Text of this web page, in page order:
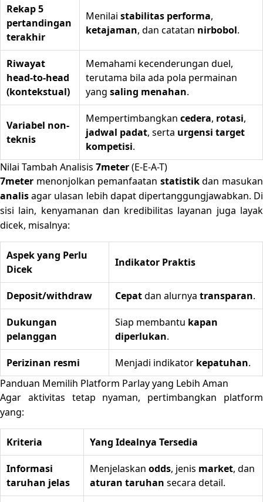
Rekap 5
pertandingan
terakhir
Menilai stabilitas performa,
ketajaman, dan catatan nirbobol.
Riwayat
head-to-head
(kontekstual)
Memahami kecenderungan duel,
terutama bila ada pola permainan
yang saling menahan.
Variabel non-
teknis
Mempertimbangkan cedera, rotasi,
jadwal padat, serta urgensi target
kompetisi.
Nilai Tambah Analisis 7meter(E-E-A-T)
7meter menonjolkan pemanfaatan statistikdan masukan
analisagar ulasan lebih dapat dipertanggungjawabkan. Di
sisi lain, kenyamanan dan kredibilitas layanan juga layak
dicek, misalnya:
Aspek yang Perlu
Dicek
Indikator Praktis
Deposit/withdraw Cepatdan alurnya transparan.
Dukungan
pelanggan
Siap membantu kapan
diperlukan.
Perizinan resmi Menjadi indikator kepatuhan.
Panduan Memilih Platform Parlay yang Lebih Aman
Agar aktivitas tetap nyaman, pertimbangkan platform
yang:
Kriteria Yang Idealnya Tersedia
Informasi
taruhan jelas
Menjelaskan odds, jenis market, dan
aturan taruhan secara detail.